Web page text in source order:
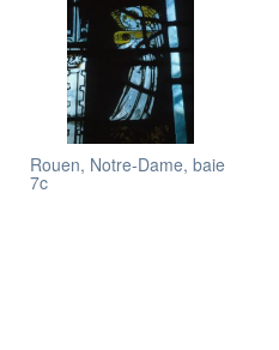
Rouen, Notre-Dame, baie
7c